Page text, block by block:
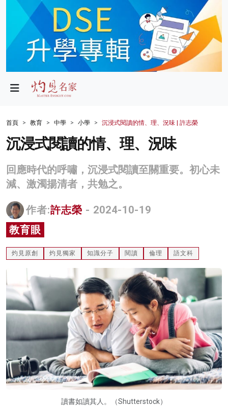
政局
財經
生活
商業
科技
影片
關於我們
首頁 教育 中學 小學 沉浸式閱讀的情、理、況味 | 許志榮
沉浸式閱讀的情、理、況味
回應時代的呼嘯，沉浸式閱讀至關重要。初心未
減、激濁揚清者，共勉之。
作者:許志榮 - 2024-10-19
教育眼
灼見原創 灼見獨家 知識分子 閱讀 倫理 語文科
讀書如讀其人。（Shutterstock）